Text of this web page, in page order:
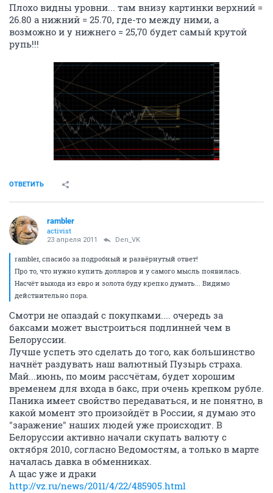
Плохо видны уровни... там внизу картинки верхний =
26.80 а нижний = 25.70, где-то между ними, а
возможно и у нижнего = 25,70 будет самый крутой
рупь!!!
ОТВЕТИТЬ
rambler
activist
23 апреля 2011 Den_VK
rambler, спасибо за подробный и развёрнутый ответ!
Про то, что нужно купить долларов и у самого мысль появилась.
Насчёт выхода из евро и золота буду крепко думать... Видимо
действительно пора.
Смотри не опаздай с покупками.... очередь за
баксами может выстроиться подлинней чем в
Белоруссии.
Лучше успеть это сделать до того, как большинство
начнёт раздувать наш валютный Пузырь страха.
Май...июнь, по моим рассчётам, будет хорошим
временем для входа в бакс, при очень крепком рубле.
Паника имеет свойство передаваться, и не понятно, в
какой момент это произойдёт в России, я думаю это
"заражение" наших людей уже происходит. В
Белоруссии активно начали скупать валюту с
октября 2010, согласно Ведомостям, а только в марте
началась давка в обменниках.
А щас уже и драки
http://vz.ru/news/2011/4/22/485905.html